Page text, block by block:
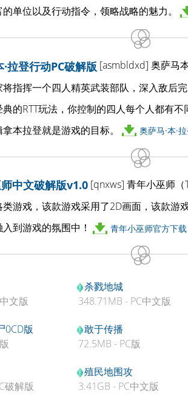
单位以及行动指令，领略战略的魅力。
·拉登行动PC破解版 [asmbldxd] 奥萨马
指挥一个四人精英武装部队，深入敌后
的RTT玩法，你控制的四人每个人都有
本拉登就是游戏的目标。
奥萨马·本·
中文破解版v1.0 [qnxws] 青年小巫师
游戏，该款游戏采用了2D画面，该款游
到游戏的氛围中！
青年小巫师官方下
文版
杀戮地城
348.71MB - PC中文版
0CD版
敢于传播
72.5MB - PC版
破解版
殖民地围攻
3.41GB - PC中文版